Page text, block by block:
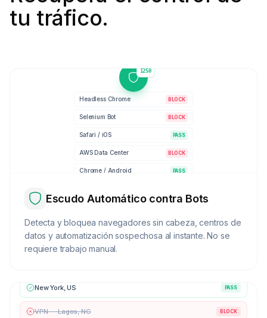
tu tráfico.
1251
Headless Chrome BLOCK
Selenium Bot BLOCK
Safari / iOS PASS
AWS Data Center BLOCK
Chrome / Android PASS
Escudo Automático contra Bots
Detecta y bloquea navegadores sin cabeza, centros de
datos y automatización sospechosa al instante. No se
requiere trabajo manual.
New York, US PASS
VPN — Lagos, NG BLOCK